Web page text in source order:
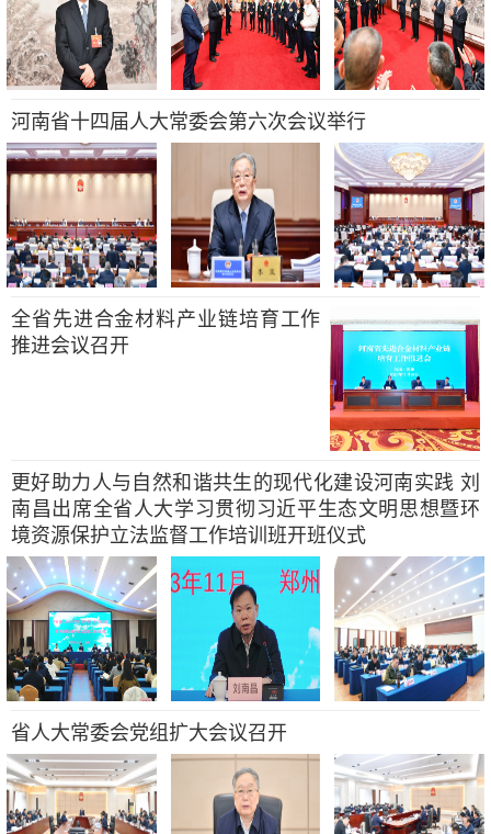
河南省十四届人大常委会第六次会议举行
全省先进合金材料产业链培育工作
推进会议召开
更好助力人与自然和谐共生的现代化建设河南实践 刘
南昌出席全省人大学习贯彻习近平生态文明思想暨环
境资源保护立法监督工作培训班开班仪式
省人大常委会党组扩大会议召开